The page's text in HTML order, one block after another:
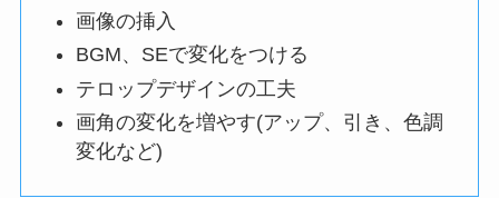
画像の挿入
BGM、SEで変化をつける
テロップデザインの工夫
画角の変化を増やす(アップ、引き、色調
変化など)